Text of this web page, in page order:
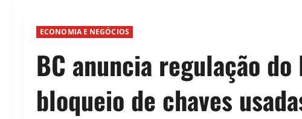
ECONOMIA E NEGÓCIOS
BC anuncia regulação
bloqueio de chaves